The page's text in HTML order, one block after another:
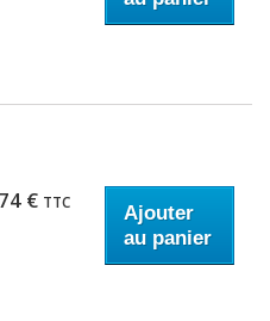
€ TTC
Ajouter
au panier